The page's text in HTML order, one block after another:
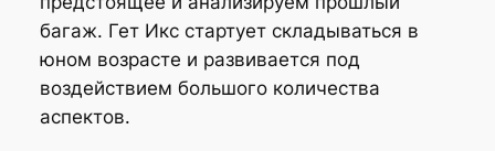
багаж. Гет Икс стартует складываться в
юном возрасте и развивается под
воздействием большого количества
аспектов.